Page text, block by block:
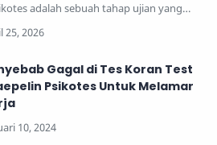
adalah sebuah tahap ujian yang
Gagal di Tes Koran Test
Psikotes Untuk Melamar